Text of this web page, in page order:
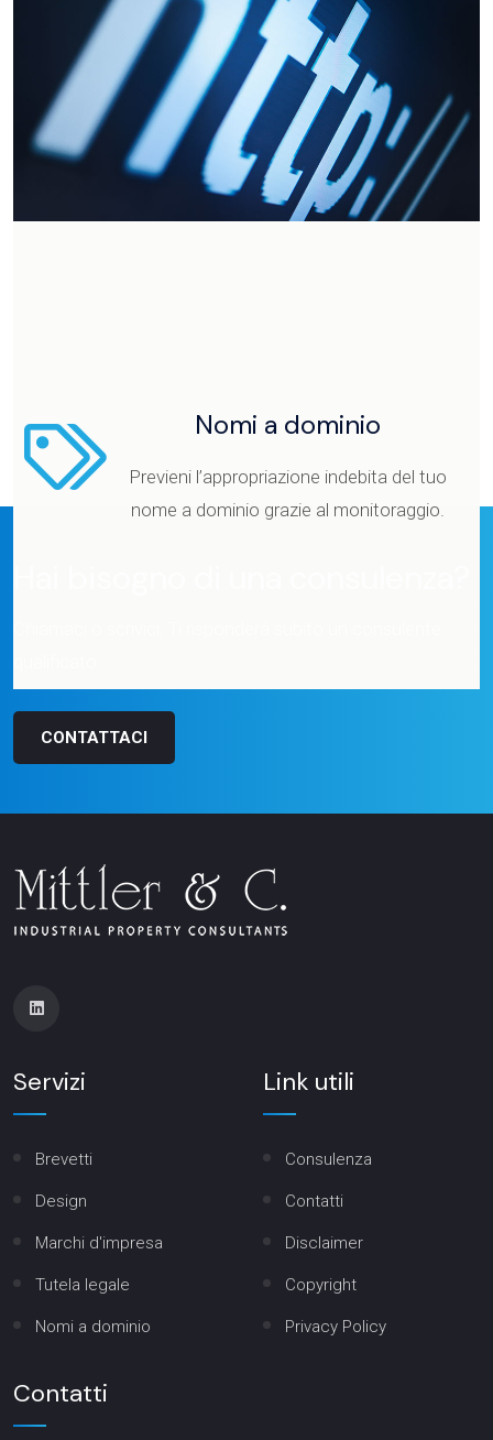
Difendi un brevetto o un marchio dalla
copiatura, riproduzione o utilizzo indebito.
Nomi a dominio
Previeni l’appropriazione indebita del tuo
nome a dominio grazie al monitoraggio.
CONTATTACI
Servizi
Brevetti
Design
Marchi d'impresa
Tutela legale
Nomi a dominio
Link utili
Consulenza
Contatti
Disclaimer
Copyright
Privacy Policy
Contatti